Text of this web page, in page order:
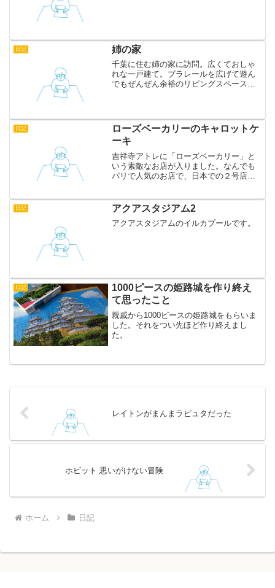
日記 姉の家
千葉に住む姉の家に訪問。広くておしゃ
れな一戸建て。プラレールを広げて遊ん
でもぜんぜん余裕のリビングスペース。
い新築が好きみたいです。...
日記
ローズベーカリーのキャロットケ
ーキ
吉祥寺アトレに「ローズベーカリー」と
いう素敵なお店が入りました。なんでも
パリで人気のお店で、日本での２号店が
海外のお店のような雰囲気です。お目当
ては人気のキャロットケー...
日記 アクアスタジアム2
アクアスタジアムのイルカプールです。
日記
1000ピースの姫路城を作り終え
て思ったこと
親戚から1000ピースの姫路城をもらいま
した。それをつい先ほど作り終えまし
た。
レイトンがまんまラピュタだった
ホビット 思いがけない冒険
ホーム 日記